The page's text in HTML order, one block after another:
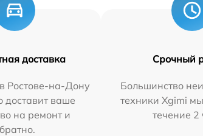
доставка
Ростове-на-Дону
доставит ваше
на ремонт и
Срочный
Большинство
техники Xgimi
течение 2